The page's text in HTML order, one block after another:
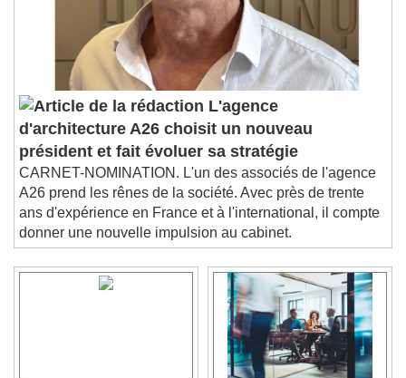
L'agence
d'architecture A26 choisit un nouveau
président et fait évoluer sa stratégie
CARNET-NOMINATION. L'un des associés de l'agence
A26 prend les rênes de la société. Avec près de trente
ans d'expérience en France et à l'international, il compte
donner une nouvelle impulsion au cabinet.